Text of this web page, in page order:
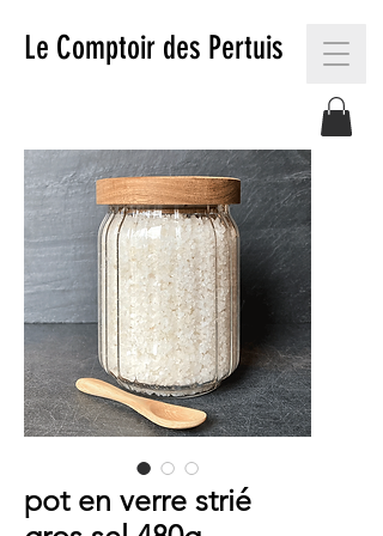
Le Comptoir des Pertuis
pot en verre strié